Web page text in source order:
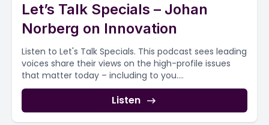
Let’s Talk Specials – Johan
Norberg on Innovation
Listen to Let's Talk Specials. This podcast sees leading
voices share their views on the high-profile issues
that matter today – including to you....
Listen
Episode 2